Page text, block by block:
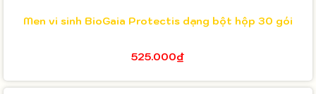
Men vi sinh BioGaia Protectis dạng bột hộp 30 gói
525.000₫